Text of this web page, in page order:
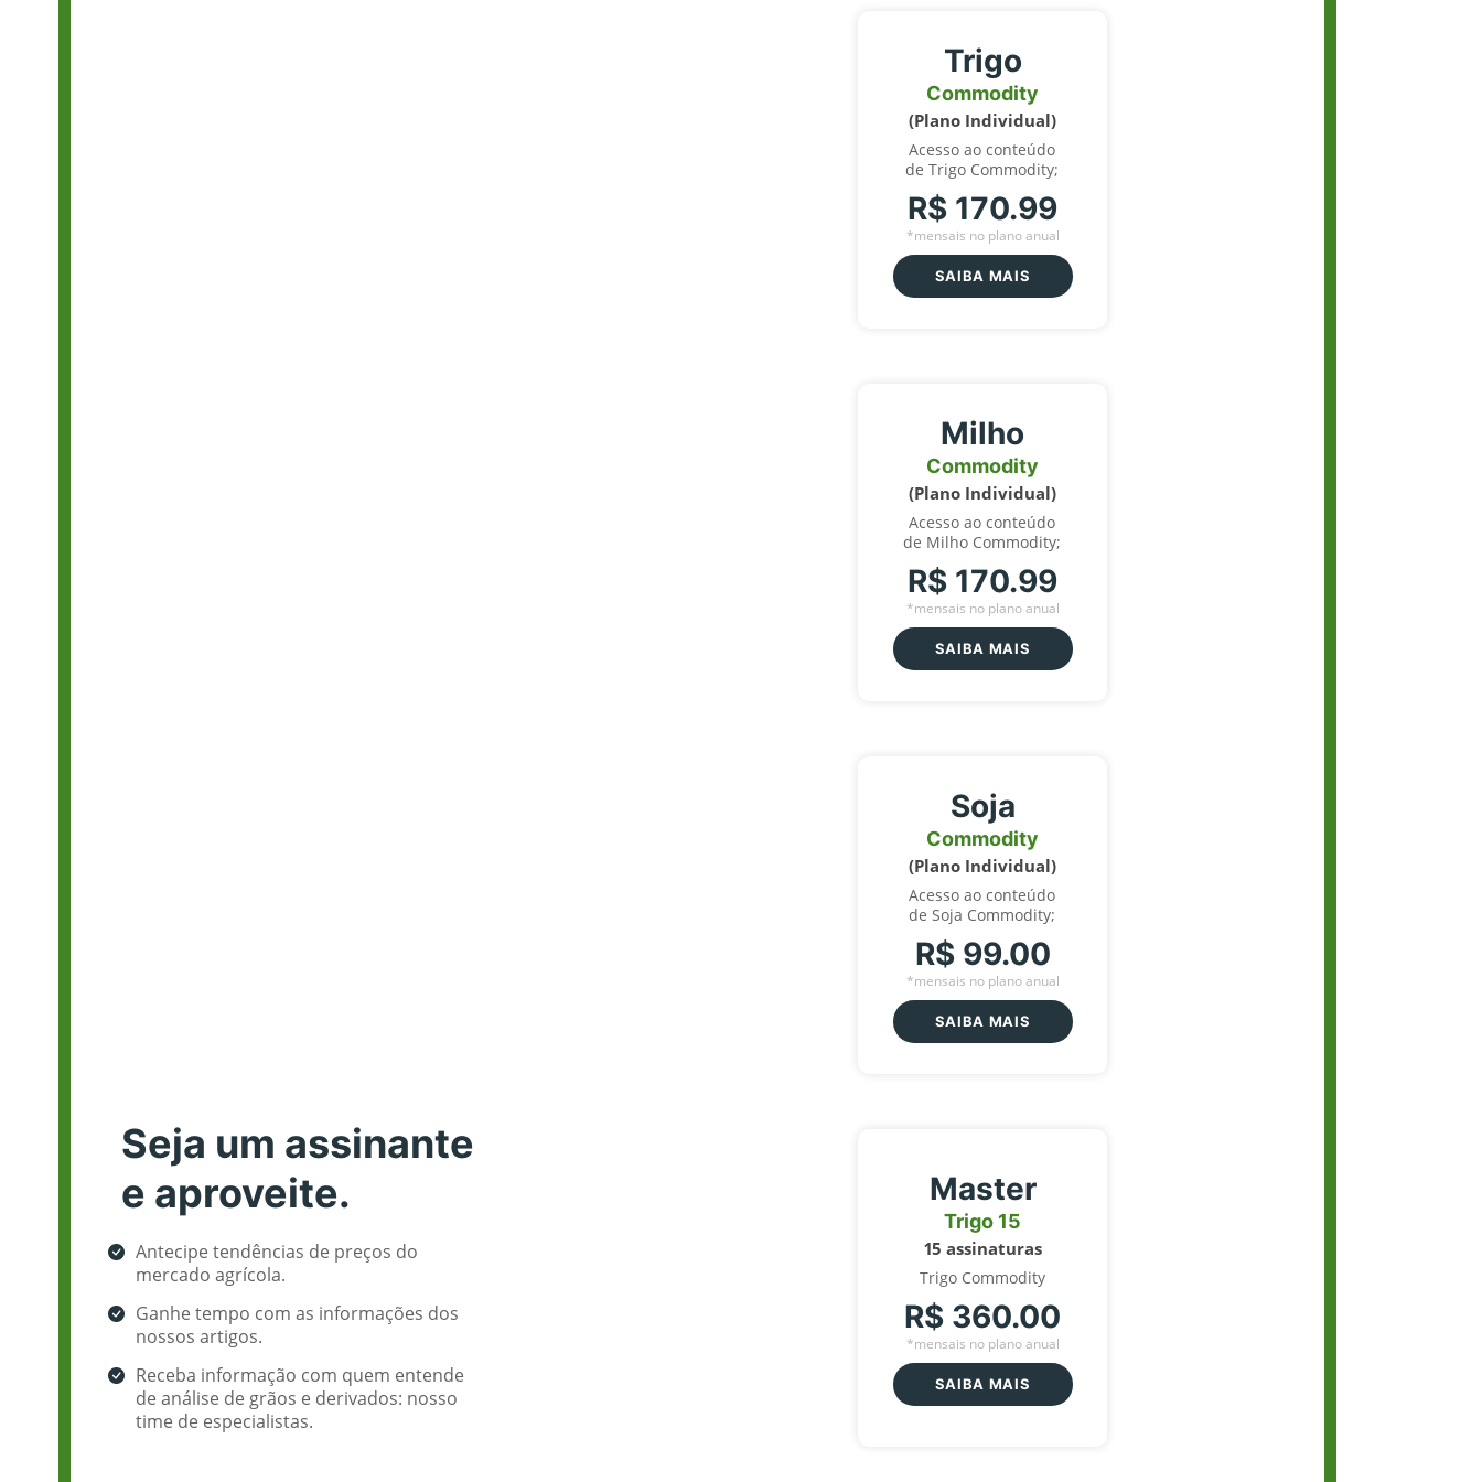
Seja um assinante
e aproveite.
Antecipe tendências de preços do
mercado agrícola.
Ganhe tempo com as informações dos
nossos artigos.
Receba informação com quem entende
de análise de grãos e derivados: nosso
time de especialistas.
Trigo
Commodity
(Plano Individual)
Acesso ao conteúdo
de Trigo Commodity;
R$ 170.99
*mensais no plano anual
SAIBA MAIS
Milho
Commodity
(Plano Individual)
Acesso ao conteúdo
de Milho Commodity;
R$ 170.99
*mensais no plano anual
SAIBA MAIS
Soja
Commodity
(Plano Individual)
Acesso ao conteúdo
de Soja Commodity;
R$ 99.00
*mensais no plano anual
SAIBA MAIS
Master
Trigo 15
15 assinaturas
Trigo Commodity
R$ 360.00
*mensais no plano anual
SAIBA MAIS